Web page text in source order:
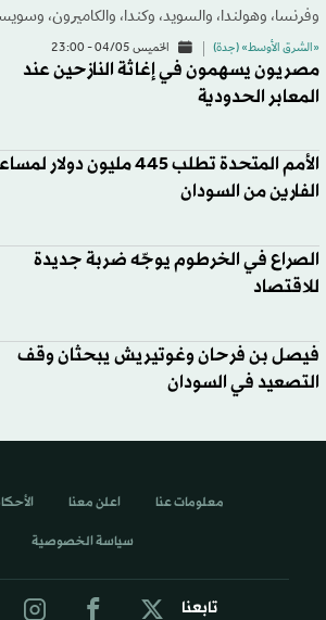
وفرنسا، وهولندا، والسويد، وكندا، والكاميرون،
«الشرق الأوسط» (جدة) الخميس 04/05 - 23:00
مصريون يسهمون في إغاثة النازحين عند
المعابر الحدودية
الأمم المتحدة تطلب 445 مليون دولار
الفارين من السودان
الصراع في الخرطوم يوجّه ضربة جديدة
للاقتصاد
فيصل بن فرحان وغوتيريش يبحثان وقف
التصعيد في السودان
تابعنا
معلومات عنا اعلن معنا
سياسة الخصوصية